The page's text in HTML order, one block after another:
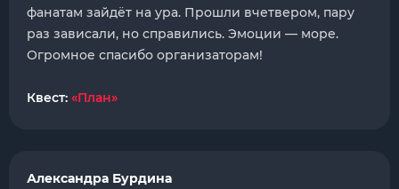
фанатам зайдёт на ура. Прошли вчетвером, пару
раз зависали, но справились. Эмоции — море.
Огромное спасибо организаторам!
Квест: «План»
Александра Бурдина